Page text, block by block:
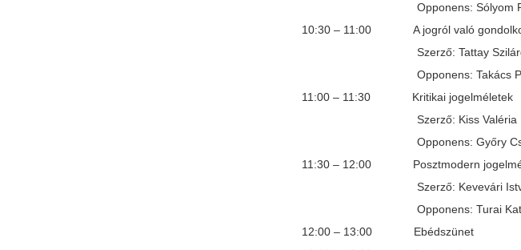
Opponens: Sólyom
10:30 – 11:00 A jogról való
Szerző: Tattay
Opponens: Takács
11:00 – 11:30 Kritikai jogelméletek
Szerző: Kiss Valéria
Opponens: Győry
11:30 – 12:00 Posztmodern
Szerző: Kevevári
Opponens: Turai
12:00 – 13:00 Ebédszünet